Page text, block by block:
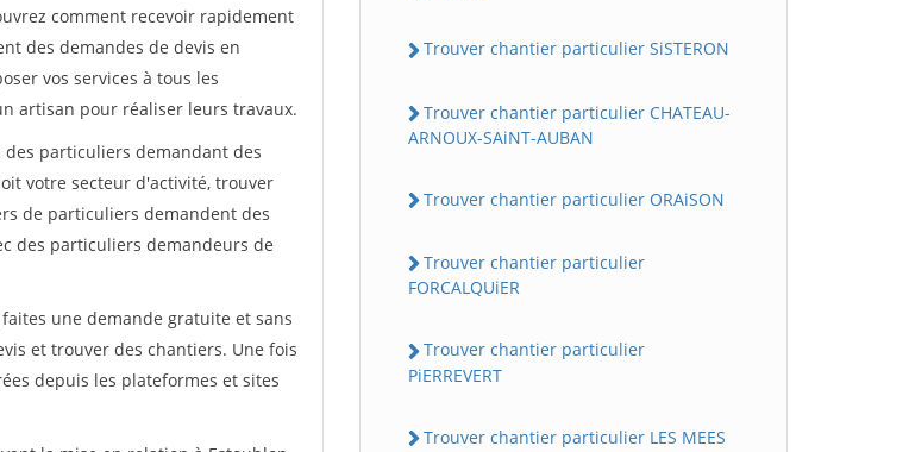
comment recevoir rapidement
des demandes de devis en
vos services à tous les
artisan pour réaliser leurs travaux.
particuliers demandant des
votre secteur d'activité, trouver
de particuliers demandent des
des particuliers demandeurs de
faites une demande gratuite et sans
et trouver des chantiers. Une fois
depuis les plateformes et sites
Trouver chantier particulier SiSTERON
Trouver chantier particulier CHATEAU-
ARNOUX-SAiNT-AUBAN
Trouver chantier particulier ORAiSON
Trouver chantier particulier
FORCALQUiER
Trouver chantier particulier
PiERREVERT
Trouver chantier particulier LES MEES